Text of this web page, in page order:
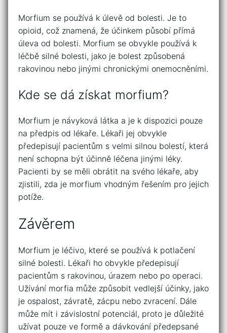
Morfium se používá k úlevě od bolesti. Je to
opioid, což znamená, že účinkem působí přímá
úleva od bolesti. Morfium se obvykle používá k
léčbě silné bolesti, jako je bolest způsobená
rakovinou nebo jinými chronickými onemocněními.
Kde se dá získat morfium?
Morfium je návyková látka a je k dispozici pouze
na předpis od lékaře. Lékaři jej obvykle
předepisují pacientům s velmi silnou bolestí, která
není schopna být účinně léčena jinými léky.
Pacienti by se měli obrátit na svého lékaře, aby
zjistili, zda je morfium vhodným řešením pro jejich
potíže.
Závěrem
Morfium je léčivo, které se používá k potlačení
silné bolesti. Lékaři ho obvykle předepisují
pacientům s rakovinou, úrazem nebo po operaci.
Užívání morfia může způsobit vedlejší účinky, jako
je ospalost, závratě, zácpu nebo zvracení. Dále
může mít i závislostní potenciál, proto je důležité
užívat pouze ve formě a dávkování předepsané